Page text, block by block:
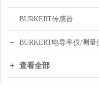
BURKERT传感器
BURKERT电导率仪/测量
查看全部